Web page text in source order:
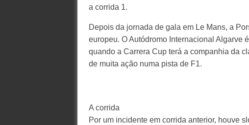
a corrida 1.
Depois da jornada de gala em Le Mans, a
europeu. O Autódromo Internacional Algarve
quando a Carrera Cup terá a companhia da
de muita ação numa pista de F1.
A corrida
Por um incidente em corrida anterior, houve